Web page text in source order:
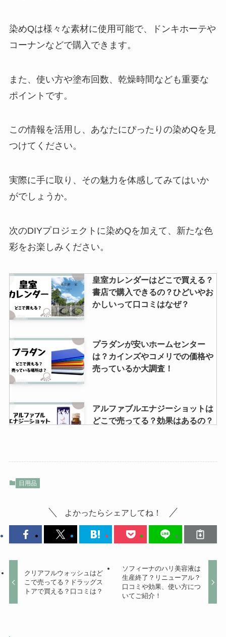
てる？
る？入手先はどこ？
アタック泡スプレーは販売終了？
セリアで購入できる？レジ袋収納
もある？
染めQは様々な素材に使用可能で、ドンキホーテや
コーナンなどで購入できます。
また、使い方や塗布回数、乾燥時間なども重要な
ポイントです。
この情報を活用し、あなたにぴったりの染めQを見
つけてください。
実際に手に取り、その魅力を体感してみてはいか
がでしょうか。
次のDIYプロジェクトに染めQを加えて、新たな色
彩をお楽しみください。
皇室カレンダーはどこで買える？
書店で購入できるの？ひどいやお
かしいって口コミはなぜ？
プラダンが安いホームセンター
は？カインズやコメリでの価格や
売っているか大調査！
アルファブルエナジーショットは
どこで売ってる？効果はあるの？
は？
アタック泡スプレーは販売終了？
ラスや口コミについても調査しま
した！
日用品
よかったらシェアしてね！
クリアフルウォッシュはど
こで売ってる？ドラッグス
トアで買える？口コミは？
ソフィーナのハリ美容液は
生産終了？リニューアル？
口コミや効果、使い方につ
いてご紹介！